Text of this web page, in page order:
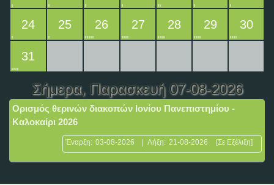
24 25 26 27 28 29 30
31
Σήμερα, Παρασκευή 07-08-2026
Ορισμός θερινών διακοπών Ιονίου Πανεπιστημίου -
Καλοκαίρι 2026
Έναρξη: 03-08-2026 | Λήξη: 21-08-2026 [Σε Εξέλιξη]